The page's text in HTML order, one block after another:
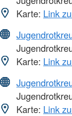
Karte: Link
Karte: Link
Karte: Link